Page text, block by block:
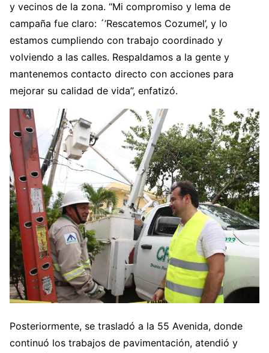
y vecinos de la zona. “Mi compromiso y lema de
campaña fue claro: ´’Rescatemos Cozumel’, y lo
estamos cumpliendo con trabajo coordinado y
volviendo a las calles. Respaldamos a la gente y
mantenemos contacto directo con acciones para
mejorar su calidad de vida”, enfatizó.
Posteriormente, se trasladó a la 55 Avenida, donde
continuó los trabajos de pavimentación, atendió y